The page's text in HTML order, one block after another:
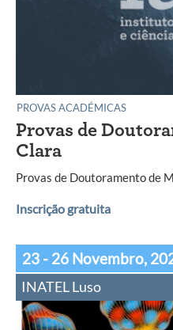
PROVAS ACADÉMICAS
Provas de
Clara
Provas de Doutoramento de
Inscrição gratuita
23 - 26 Novembro,
INATEL Luso